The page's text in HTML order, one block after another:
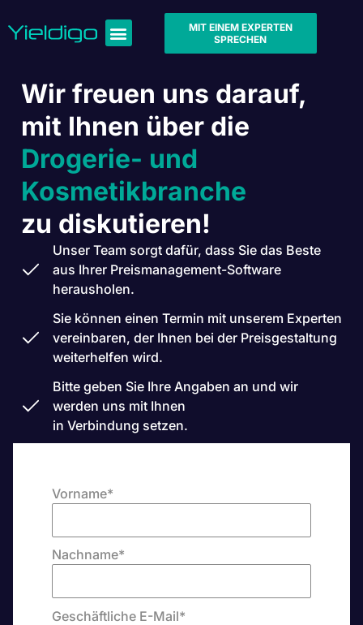
MIT EINEM EXPERTEN
SPRECHEN
Wir freuen uns darauf,
mit Ihnen über die
Drogerie- und
Kosmetikbranche
zu diskutieren!
Unser Team sorgt dafür, dass Sie das Beste
aus Ihrer Preismanagement-Software
herausholen.
Sie können einen Termin mit unserem Experten
vereinbaren, der Ihnen bei der Preisgestaltung
weiterhelfen wird.
Bitte geben Sie Ihre Angaben an und wir
werden uns mit Ihnen
in Verbindung setzen.
Vorname*
Nachname*
Geschäftliche E-Mail*